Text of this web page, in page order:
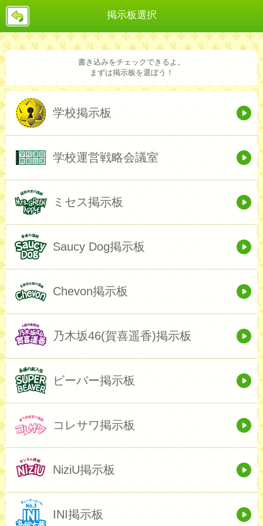
掲示板選択
戻
書き込みをチェックできるよ。
まずは掲示板を選ぼう！
学校掲示板
学校運営戦略会議室
ミセス掲示板
Saucy Dog掲示板
Chevon掲示板
乃木坂46(賀喜遥香)掲示板
ビーバー掲示板
コレサワ掲示板
NiziU掲示板
INI掲示板